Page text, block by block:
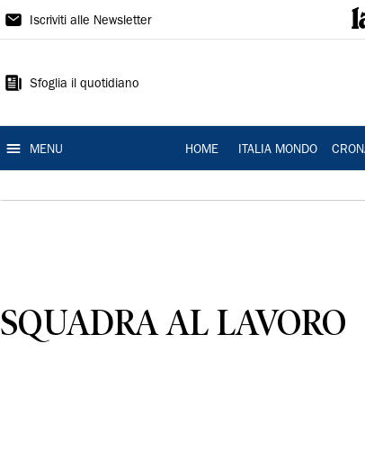
La
Ferrara
Iscriviti alle Newsletter
Sfoglia il quotidiano
MENU HOME ITALIA MONDO
SQUADRA AL LAVORO